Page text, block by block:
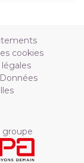
cookies
groupe